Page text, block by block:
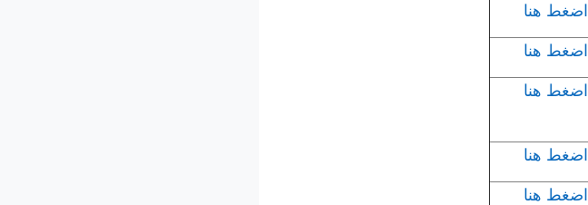
اضغط هنا
اضغط هنا
اضغط هنا
اضغط هنا
اضغط هنا